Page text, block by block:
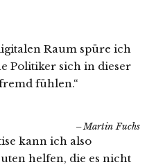
Raum spüre ich
Politiker sich in dieser
fühlen.“
Martin Fuchs
kann ich also
helfen, die es nicht